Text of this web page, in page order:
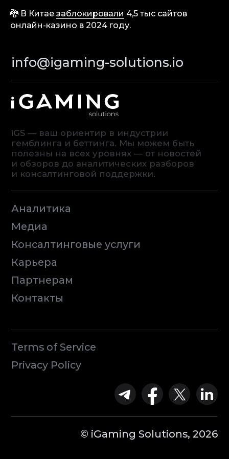
🐉 В Китае заблокировали 4,5 тыс сайтов
онлайн-казино в 2024 году.
Контакты
Privacy Policy
© iGaming Solutions, 2026